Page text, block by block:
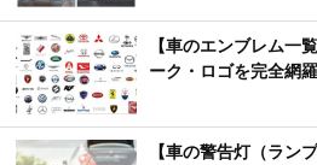
【車のエンブレム一
ーク・ロゴを完全網羅
【車の警告灯（ラン